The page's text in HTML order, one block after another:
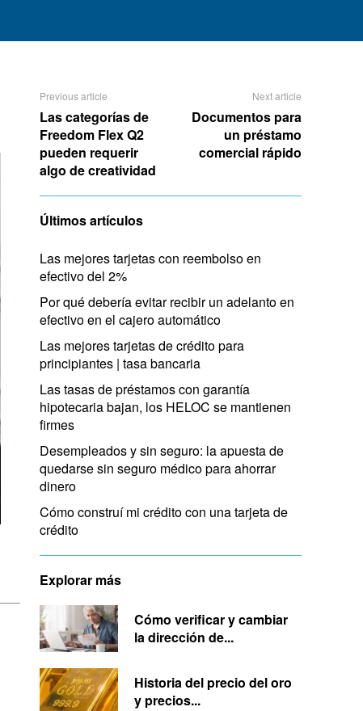
Previous article
Las categorías de
Freedom Flex Q2
pueden requerir
algo de creatividad
Next article
Documentos para
un préstamo
comercial rápido
Últimos artículos
Las mejores tarjetas con reembolso en
efectivo del 2%
Por qué debería evitar recibir un adelanto en
efectivo en el cajero automático
Las mejores tarjetas de crédito para
principiantes | tasa bancaria
Las tasas de préstamos con garantía
hipotecaria bajan, los HELOC se mantienen
firmes
Desempleados y sin seguro: la apuesta de
quedarse sin seguro médico para ahorrar
dinero
Cómo construí mi crédito con una tarjeta de
crédito
Explorar más
Cómo verificar y cambiar
la dirección de...
Historia del precio del oro
y precios...